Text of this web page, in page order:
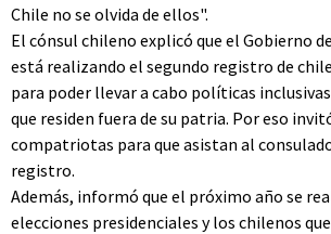
Chile no se olvida de ellos".
El cónsul chileno explicó que el Gobierno
está realizando el segundo registro de
para poder llevar a cabo políticas
que residen fuera de su patria. Por eso
compatriotas para que asistan al
registro.
Además, informó que el próximo año se
elecciones presidenciales y los chilenos